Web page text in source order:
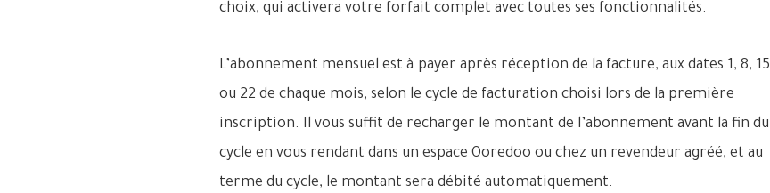
choix, qui activera votre forfait complet avec toutes ses fonctionnalités.
L’abonnement mensuel est à payer après réception de la facture, aux dates 1, 8, 15
ou 22 de chaque mois, selon le cycle de facturation choisi lors de la première
inscription. Il vous suffit de recharger le montant de l’abonnement avant la fin du
cycle en vous rendant dans un espace Ooredoo ou chez un revendeur agréé, et au
terme du cycle, le montant sera débité automatiquement.